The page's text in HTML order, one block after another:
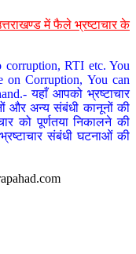
में फैले भ्रष्टाचार के
corruption, RTI etc. You
on Corruption, You can
यहाँ आपको भ्रष्टाचार
और अन्य संबंधी कानूनों की
को पूर्णतया निकालने की
संबंधी घटनाओं की